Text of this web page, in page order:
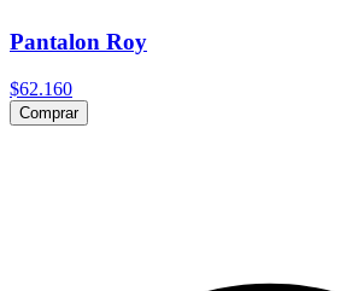
Pantalon Roy
$62.160
Comprar